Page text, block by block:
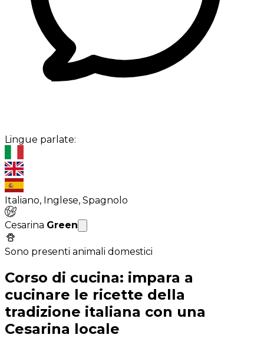
Lingue parlate:
Italiano, Inglese, Spagnolo
Cesarina Green
Sono presenti animali domestici
Corso di cucina: impara a
cucinare le ricette della
tradizione italiana con una
Cesarina locale